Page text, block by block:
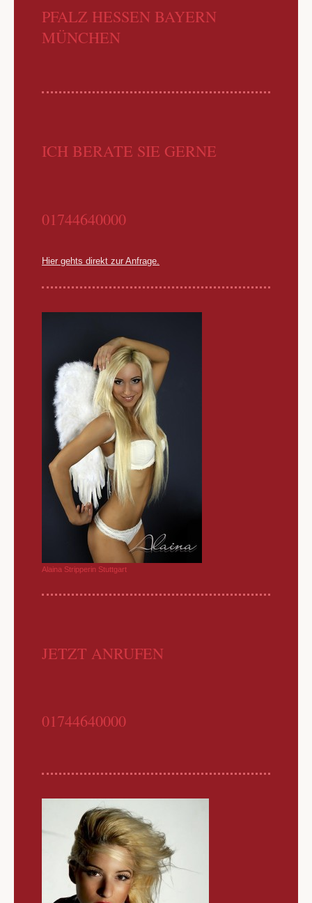
PFALZ HESSEN BAYERN
MÜNCHEN
ICH BERATE SIE GERNE
01744640000
Hier gehts direkt zur Anfrage.
Alaina Stripperin Stuttgart
JETZT ANRUFEN
01744640000